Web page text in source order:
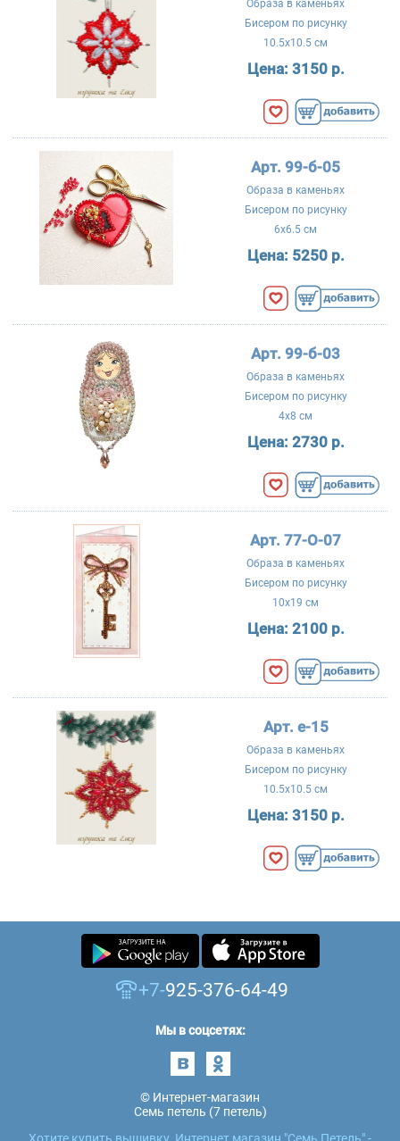
Образа в каменьях
Бисером по рисунку
10.5x10.5 см
Цена: 3150 р.
Арт. 99-б-05
Образа в каменьях
Бисером по рисунку
6x6.5 см
Цена: 5250 р.
Арт. 99-б-03
Образа в каменьях
Бисером по рисунку
4x8 см
Цена: 2730 р.
Арт. 77-О-07
Образа в каменьях
Бисером по рисунку
10x19 см
Цена: 2100 р.
Арт. е-15
Образа в каменьях
Бисером по рисунку
10.5x10.5 см
Цена: 3150 р.
+7-925-376-64-49
Мы в соцсетях:
© Интернет-магазин
Семь петель (7 петель)